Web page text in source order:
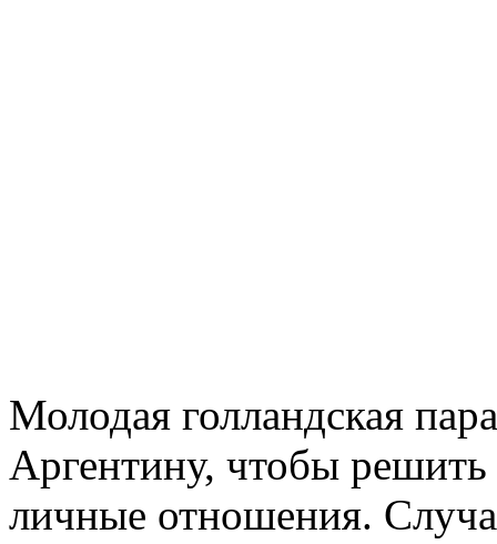
Молодая голландская
Аргентину, чтобы
личные отношения.